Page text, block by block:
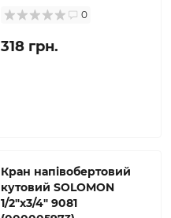
0
318 грн.
Кран напівобертовий
кутовий SOLOMON
1/2″х3/4″ 9081